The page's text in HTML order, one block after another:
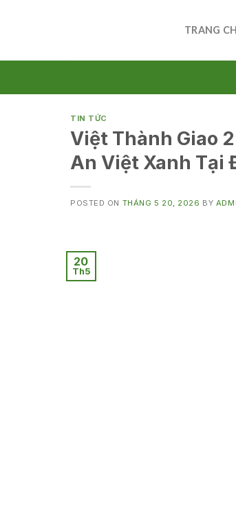
TRANG
TIN TỨC
Việt Thành Giao
An Việt Xanh Tại
POSTED ON THÁNG 5 20, 2026 BY
20
Th5